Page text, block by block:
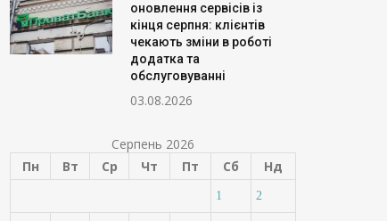
оновлення сервісів із
кінця серпня: клієнтів
чекають зміни в роботі
додатка та
обслуговуванні
03.08.2026
Серпень 2026
Пн
Вт Ср Чт Пт Сб Нд
1 2